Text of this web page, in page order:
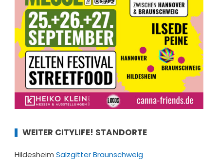
WEITER CITYLIFE! STANDORTE
Hildesheim SalzgitterBraunschweig